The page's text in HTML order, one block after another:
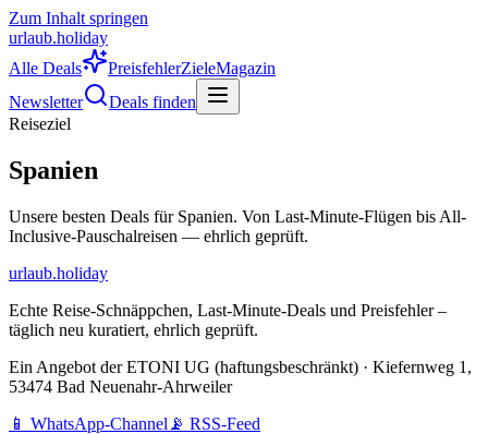
Zum Inhalt springen
urlaub.holiday
Alle Deals
PreisfehlerZieleMagazin
Newsletter
Deals finden
Reiseziel
Spanien
Unsere besten Deals für Spanien. Von Last-Minute-Flügen bis All-
Inclusive-Pauschalreisen — ehrlich geprüft.
urlaub.holiday
Echte Reise-Schnäppchen, Last-Minute-Deals und Preisfehler –
täglich neu kuratiert, ehrlich geprüft.
Ein Angebot derETONI UG (haftungsbeschränkt) · Kiefernweg 1,
53474 Bad Neuenahr-Ahrweiler
📱 WhatsApp-Channel 📡 RSS-Feed